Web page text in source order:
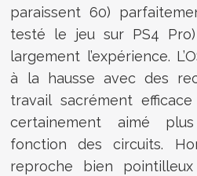
paraissent 60)
testé le jeu sur PS4
largement l’expérience.
à la hausse avec des
travail sacrément
certainement aimé
fonction des circuits.
reproche bien